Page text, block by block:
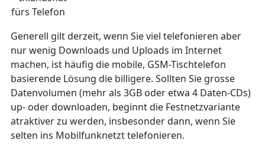
fürs Telefon
Generell gilt derzeit, wenn Sie viel telefonieren aber
nur wenig Downloads und Uploads im Internet
machen, ist häufig die mobile, GSM-Tischtelefon
basierende Lösung die billigere. Sollten Sie grosse
Datenvolumen (mehr als 3GB oder etwa 4 Daten-CDs)
up- oder downloaden, beginnt die Festnetzvariante
atraktiver zu werden, insbesonder dann, wenn Sie
selten ins Mobilfunknetzt telefonieren.